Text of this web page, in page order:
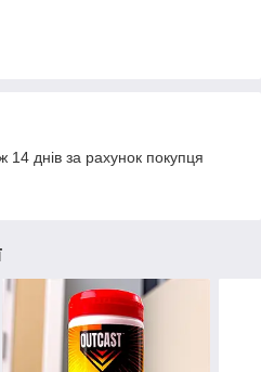
днів за рахунок покупця